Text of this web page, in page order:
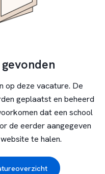
op deze vacature. De
geplaatst en beheerd
dat een school
de eerder aangegeven
te halen.